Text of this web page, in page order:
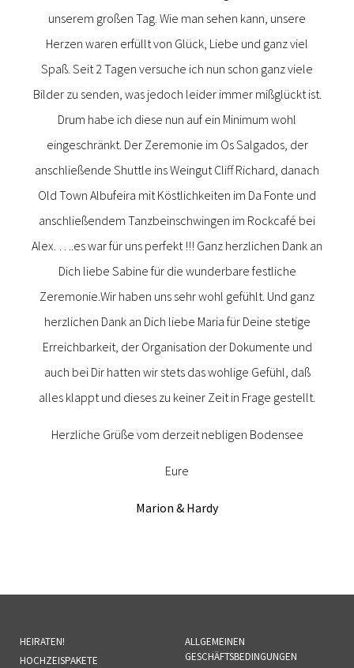
unserem großen Tag. Wie man sehen kann, unsere
Herzen waren erfüllt von Glück, Liebe und ganz viel
Spaß. Seit 2 Tagen versuche ich nun schon ganz viele
Bilder zu senden, was jedoch leider immer mißglückt ist.
Drum habe ich diese nun auf ein Minimum wohl
eingeschränkt. Der Zeremonie im Os Salgados, der
anschließende Shuttle ins Weingut Cliff Richard, danach
Old Town Albufeira mit Köstlichkeiten im Da Fonte und
anschließendem Tanzbeinschwingen im Rockcafé bei
Alex. ….es war für uns perfekt !!! Ganz herzlichen Dank an
Dich liebe Sabine für die wunderbare festliche
Zeremonie.Wir haben uns sehr wohl gefühlt. Und ganz
herzlichen Dank an Dich liebe Maria für Deine stetige
Erreichbarkeit, der Organisation der Dokumente und
auch bei Dir hatten wir stets das wohlige Gefühl, daß
alles klappt und dieses zu keiner Zeit in Frage gestellt.
Herzliche Grüße vom derzeit nebligen Bodensee
Eure
Marion & Hardy
HEIRATEN!
HOCHZEISPAKETE
ALLGEMEINEN
GESCHÄFTSBEDINGUNGEN